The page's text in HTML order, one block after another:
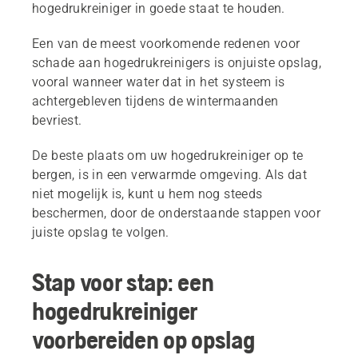
hogedrukreiniger in goede staat te houden.
Een van de meest voorkomende redenen voor
schade aan hogedrukreinigers is onjuiste opslag,
vooral wanneer water dat in het systeem is
achtergebleven tijdens de wintermaanden
bevriest.
De beste plaats om uw hogedrukreiniger op te
bergen, is in een verwarmde omgeving. Als dat
niet mogelijk is, kunt u hem nog steeds
beschermen, door de onderstaande stappen voor
juiste opslag te volgen.
Stap voor stap: een
hogedrukreiniger
voorbereiden op opslag